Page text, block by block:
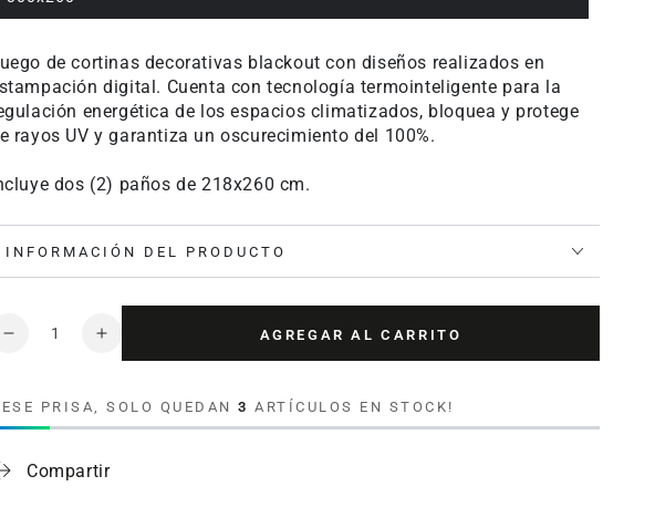
de cortinas decorativas blackout con diseños realizados en
digital. Cuenta con tecnología termointeligente para la
energética de los espacios climatizados, bloquea y protege
rayos UV y garantiza un oscurecimiento del 100%.
dos (2) paños de 218x260 cm.
INFORMACIÓN DEL PRODUCTO
Reducir
Cortina
Blackout
Paula
D
Aumentar
cantidad
Cortina
Blackout
Paula
D
AGREGAR AL CARRITO
PRISA, SOLO QUEDAN 3 ARTÍCULOS EN STOCK!
Compartir